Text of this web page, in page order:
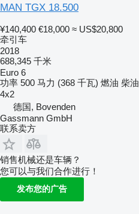
MAN TGX 18.500
¥140,400 €18,000 ≈ US$20,800
牵引车
2018
688,345 千米
Euro 6
功率 500 马力 (368 千瓦) 燃油 柴油
4x2
德国, Bovenden
Gassmann GmbH
联系卖方
销售机械还是车辆？
您可以与我们合作进行！
发布您的广告